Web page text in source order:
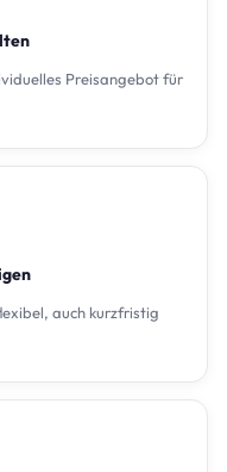
Preisangebot für
auch kurzfristig